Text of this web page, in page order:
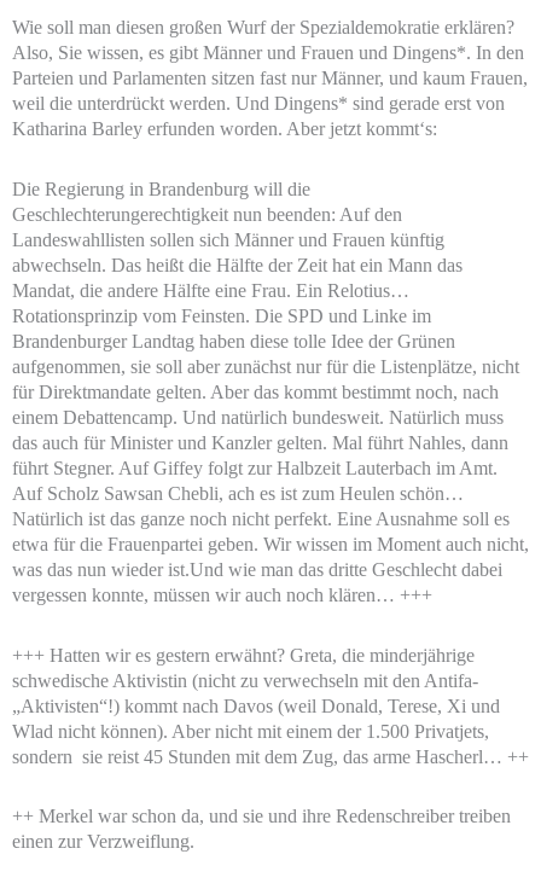
Wie soll man diesen großen Wurf der Spezialdemokratie erklären?
Also, Sie wissen, es gibt Männer und Frauen und Dingens*. In den
Parteien und Parlamenten sitzen fast nur Männer, und kaum Frauen,
weil die unterdrückt werden. Und Dingens* sind gerade erst von
Katharina Barley erfunden worden. Aber jetzt kommt‘s:
Die Regierung in Brandenburg will die
Geschlechterungerechtigkeit nun beenden: Auf den
Landeswahllisten sollen sich Männer und Frauen künftig
abwechseln. Das heißt die Hälfte der Zeit hat ein Mann das
Mandat, die andere Hälfte eine Frau. Ein Relotius…
Rotationsprinzip vom Feinsten. Die SPD und Linke im
Brandenburger Landtag haben diese tolle Idee der Grünen
aufgenommen, sie soll aber zunächst nur für die Listenplätze, nicht
für Direktmandate gelten. Aber das kommt bestimmt noch, nach
einem Debattencamp. Und natürlich bundesweit. Natürlich muss
das auch für Minister und Kanzler gelten. Mal führt Nahles, dann
führt Stegner. Auf Giffey folgt zur Halbzeit Lauterbach im Amt.
Auf Scholz Sawsan Chebli, ach es ist zum Heulen schön…
Natürlich ist das ganze noch nicht perfekt. Eine Ausnahme soll es
etwa für die Frauenpartei geben. Wir wissen im Moment auch nicht,
was das nun wieder ist.Und wie man das dritte Geschlecht dabei
vergessen konnte, müssen wir auch noch klären… +++
+++ Hatten wir es gestern erwähnt? Greta, die minderjährige
schwedische Aktivistin (nicht zu verwechseln mit den Antifa-
„Aktivisten“!) kommt nach Davos (weil Donald, Terese, Xi und
Wlad nicht können). Aber nicht mit einem der 1.500 Privatjets,
sondern sie reist 45 Stunden mit dem Zug, das arme Hascherl… ++
++ Merkel war schon da, und sie und ihre Redenschreiber treiben
einen zur Verzweiflung.